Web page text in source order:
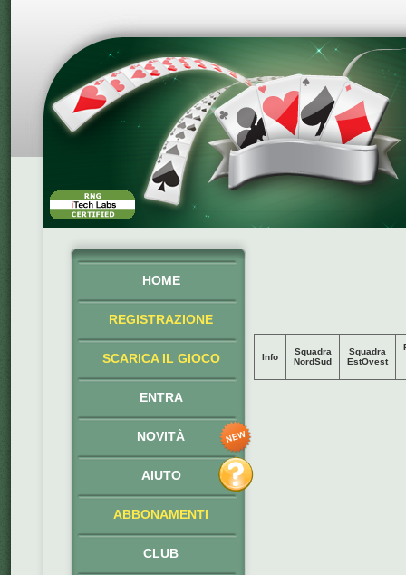
HOME
REGISTRAZIONE
SCARICA IL GIOCO
ENTRA
NOVITÀ
AIUTO
ABBONAMENTI
CLUB
Info
Squadra
NordSud
Squadra
EstOvest